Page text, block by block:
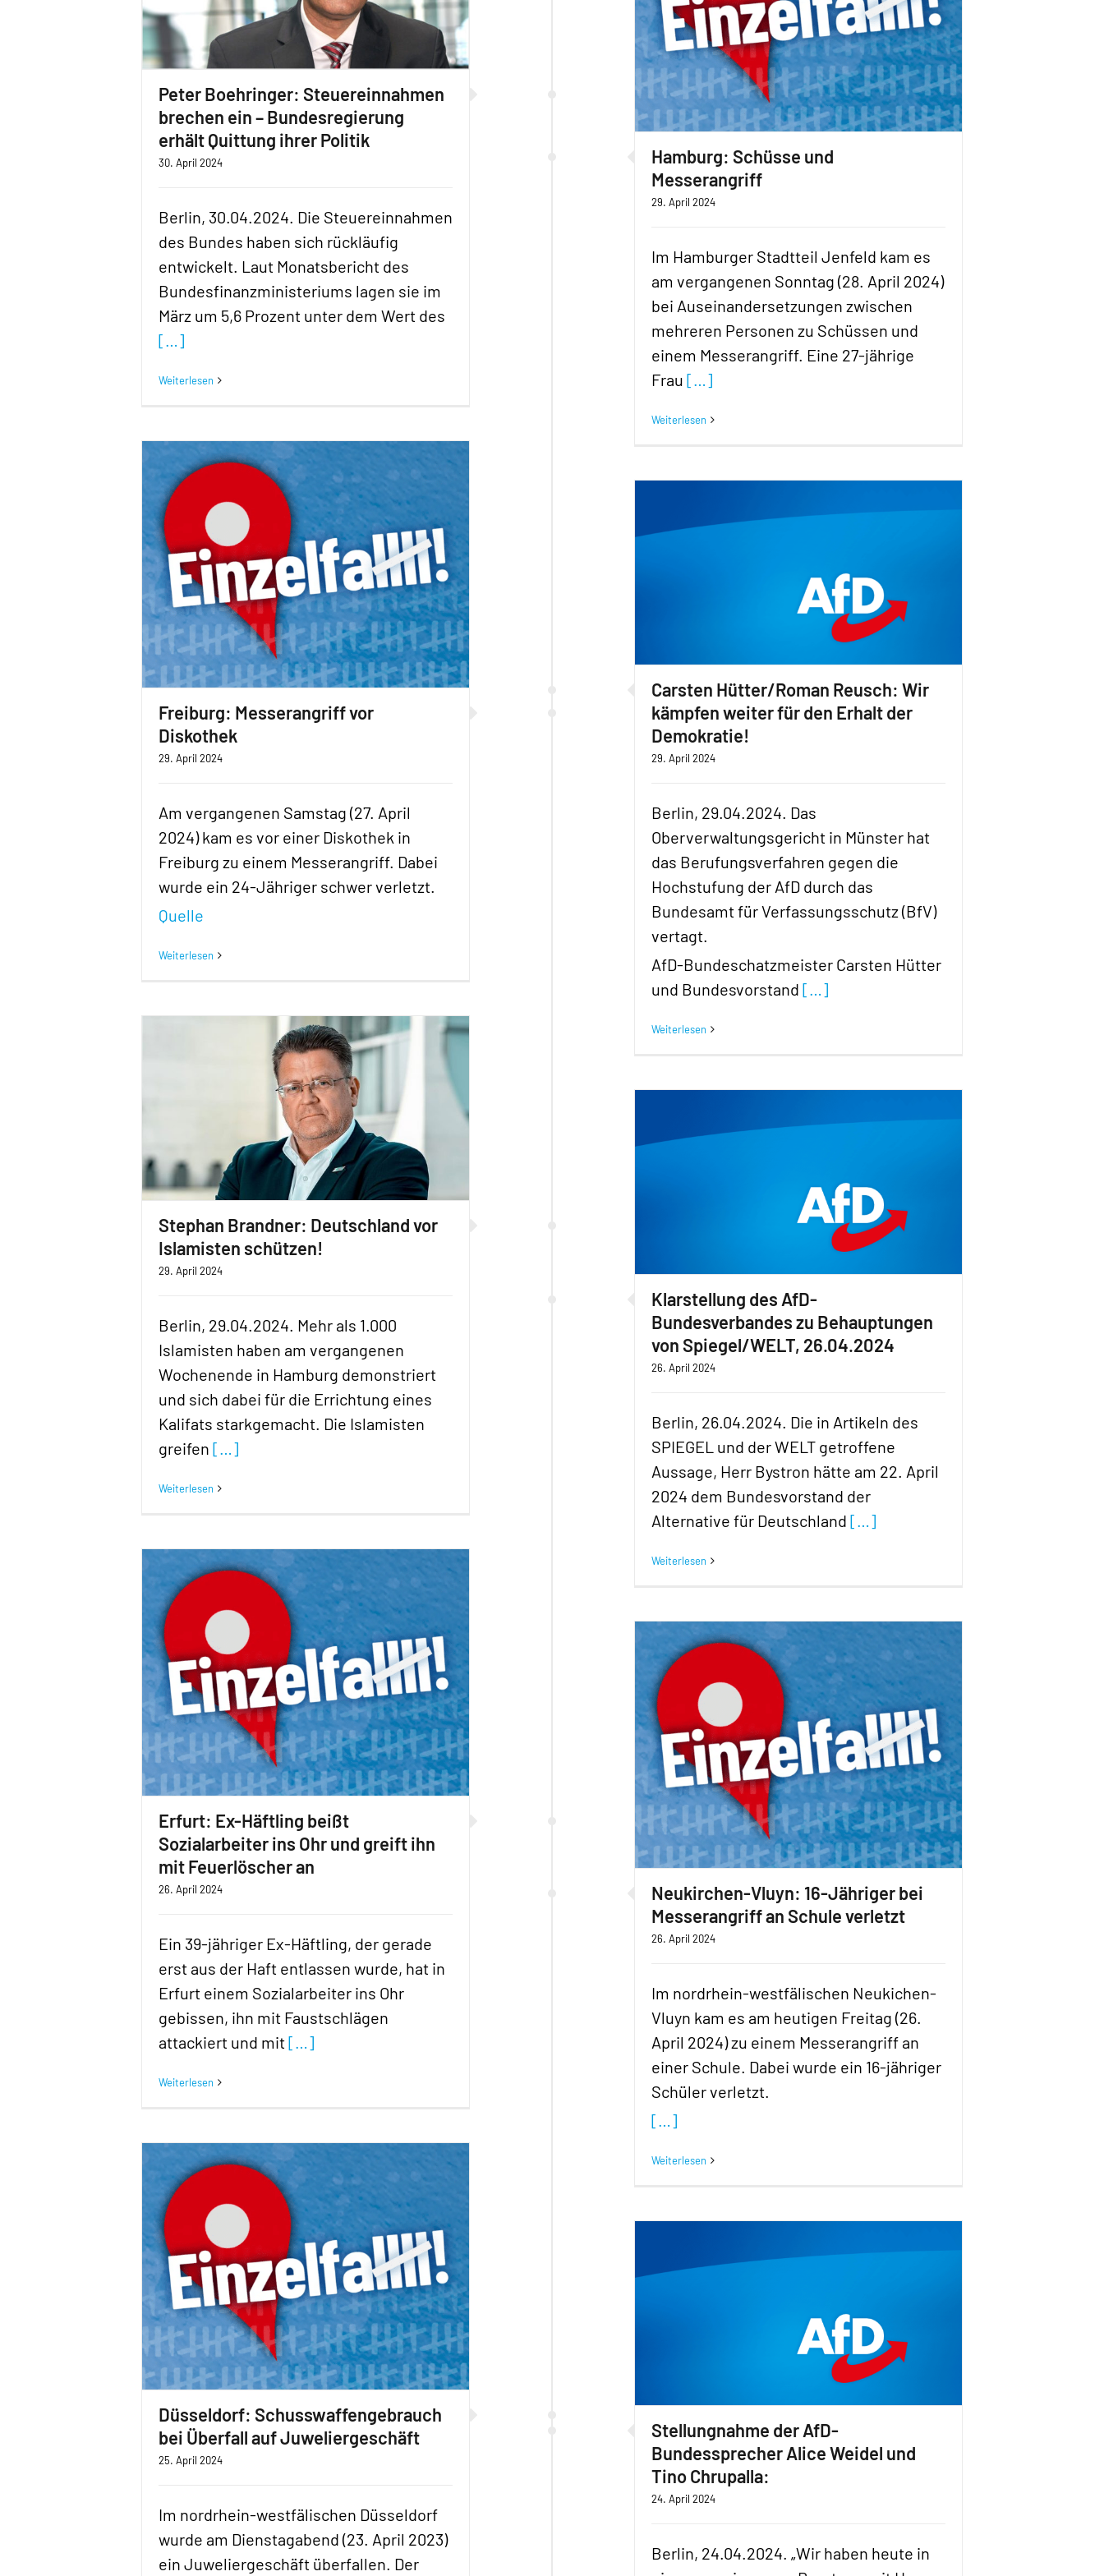
Peter Boehringer: Steuereinnahmen
brechen ein – Bundesregierung
erhält Quittung ihrer Politik
30. April 2024
Berlin, 30.04.2024. Die Steuereinnahmen
des Bundes haben sich rückläufig
entwickelt. Laut Monatsbericht des
Bundesfinanzministeriums lagen sie im
März um 5,6 Prozent unter dem Wert des
[…]
Weiterlesen
Hamburg: Schüsse und
Messerangriff
29. April 2024
Im Hamburger Stadtteil Jenfeld kam es
am vergangenen Sonntag (28. April 2024)
bei Auseinandersetzungen zwischen
mehreren Personen zu Schüssen und
einem Messerangriff. Eine 27-jährige
Frau […]
Weiterlesen
Freiburg: Messerangriff vor
Diskothek
29. April 2024
Am vergangenen Samstag (27. April
2024) kam es vor einer Diskothek in
Freiburg zu einem Messerangriff. Dabei
wurde ein 24-Jähriger schwer verletzt.
Quelle
Weiterlesen
Carsten Hütter/Roman Reusch: Wir
kämpfen weiter für den Erhalt der
Demokratie!
29. April 2024
Berlin, 29.04.2024. Das
Oberverwaltungsgericht in Münster hat
das Berufungsverfahren gegen die
Hochstufung der AfD durch das
Bundesamt für Verfassungsschutz (BfV)
vertagt.
AfD-Bundeschatzmeister Carsten Hütter
und Bundesvorstand […]
Weiterlesen
Stephan Brandner: Deutschland vor
Islamisten schützen!
29. April 2024
Berlin, 29.04.2024. Mehr als 1.000
Islamisten haben am vergangenen
Wochenende in Hamburg demonstriert
und sich dabei für die Errichtung eines
Kalifats starkgemacht. Die Islamisten
greifen […]
Weiterlesen
Klarstellung des AfD-
Bundesverbandes zu Behauptungen
von Spiegel/WELT, 26.04.2024
26. April 2024
Berlin, 26.04.2024. Die in Artikeln des
SPIEGEL und der WELT getroffene
Aussage, Herr Bystron hätte am 22. April
2024 dem Bundesvorstand der
Alternative für Deutschland […]
Weiterlesen
Erfurt: Ex-Häftling beißt
Sozialarbeiter ins Ohr und greift ihn
mit Feuerlöscher an
26. April 2024
Ein 39-jähriger Ex-Häftling, der gerade
erst aus der Haft entlassen wurde, hat in
Erfurt einem Sozialarbeiter ins Ohr
gebissen, ihn mit Faustschlägen
attackiert und mit[…]
Weiterlesen
Neukirchen-Vluyn: 16-Jähriger bei
Messerangriff an Schule verletzt
26. April 2024
Im nordrhein-westfälischen Neukichen-
Vluyn kam es am heutigen Freitag (26.
April 2024) zu einem Messerangriff an
einer Schule. Dabei wurde ein 16-jähriger
Schüler verletzt.
[…]
Weiterlesen
Düsseldorf: Schusswaffengebrauch
bei Überfall auf Juweliergeschäft
25. April 2024
Im nordrhein-westfälischen Düsseldorf
wurde am Dienstagabend (23. April 2023)
ein Juweliergeschäft überfallen. Der
Stellungnahme der AfD-
Bundessprecher Alice Weidel und
Tino Chrupalla:
24. April 2024
Berlin, 24.04.2024. „Wir haben heute in